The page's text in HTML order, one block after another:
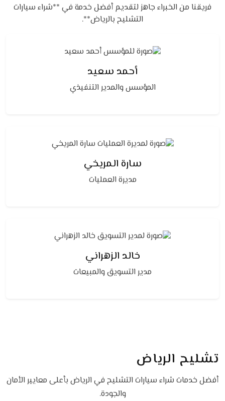
فريقنا من الخبراء جاهز لتقديم أفضل خدمة في **شراء سيارات
التشليح بالرياض**.
أحمد سعيد
المؤسس والمدير التنفيذي
سارة المريخي
مديرة العمليات
خالد الزهراني
مدير التسويق والمبيعات
تشليح الرياض
أفضل خدمات شراء سيارات التشليح في الرياض بأعلى معايير الأمان
والجودة.